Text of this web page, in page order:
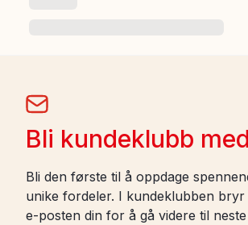
Bli kundeklubb
Bli den første til å oppdage
unike fordeler. I kundeklubben
e-posten din for å gå videre til